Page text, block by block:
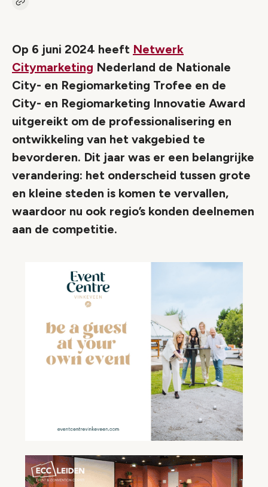
Kopieer link naar artikel
Op 6 juni 2024 heeft Netwerk
Citymarketing Nederland de Nationale
City- en Regiomarketing Trofee en de
City- en Regiomarketing Innovatie Award
uitgereikt om de professionalisering en
ontwikkeling van het vakgebied te
bevorderen. Dit jaar was er een belangrijke
verandering: het onderscheid tussen grote
en kleine steden is komen te vervallen,
waardoor nu ook regio’s konden deelnemen
aan de competitie.